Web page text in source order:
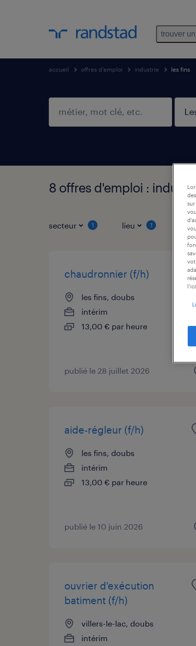
trouver
accueil offres d'emploi industrie les fins
8 offres d'emploi :
secteur 1 lieu 1
chaudronnier (f/h)
les fins, doubs
intérim
13,00 € par heure
publié le 28 juillet 2026
aide-régleur (f/h)
les fins, doubs
intérim
13,00 € par heure
publié le 10 juin 2026
ouvrier d'exécution
batiment (f/h)
villers-le-lac, doubs
intérim